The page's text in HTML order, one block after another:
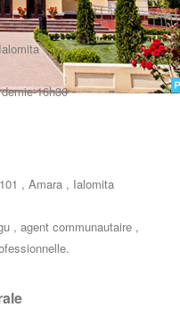
16h30
, Amara , Ialomita
, agent communautaire ,